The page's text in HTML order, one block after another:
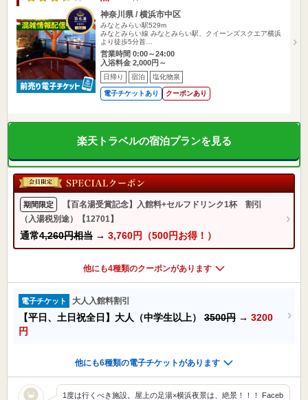
神奈川県 / 横浜市中区
みなとみらい駅529m
みなとみらい線 みなとみらい駅、クイーンズスクエア横浜
より徒歩5分首…
営業時間 0:00～24:00
入浴料金 2,000円～
日帰り 宿泊 塩化物泉
電子チケットあり クーポンあり
楽天トラベルの宿泊プランを見る
期間限定
【百名湯受賞記念】入館料+セルフドリンク1杯 割引
（入湯税別途）【12701】
通常4,260円相当 → 3,760円（500円お得！）
他にも4種類のクーポンがあります
電子チケット 大人入館料割引
【平日、土日祝全日】大人（中学生以上） 3500円 → 3200
円
他にも6種類の電子チケットがあります
1度は行くべき施設。屋上の足湯×横浜夜景は、絶景！！！ Faceb